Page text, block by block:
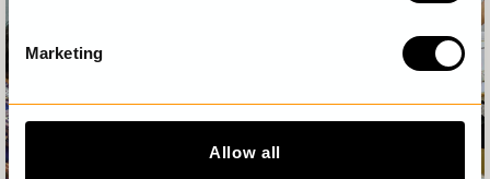
e
e
c
t
i
Marketing
Allow all